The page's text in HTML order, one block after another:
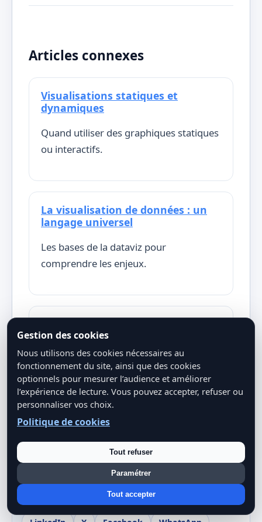
Articles connexes
Visualisations statiques et
dynamiques
Quand utiliser des graphiques statiques
ou interactifs.
La visualisation de données : un
langage universel
Les bases de la dataviz pour
comprendre les enjeux.
data science
Pour la dataviz avec Matplotlib, Seaborn
et Plotly.
Partager cet article
Gestion des cookies
Nous utilisons des cookies nécessaires au
fonctionnement du site, ainsi que des cookies
optionnels pour mesurer l’audience et améliorer
l’expérience de lecture. Vous pouvez accepter, refuser ou
personnaliser vos choix.
Politique de cookies
Tout refuser
Paramétrer
Tout accepter